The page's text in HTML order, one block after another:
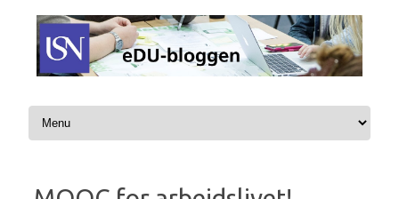
Hopp til innhold